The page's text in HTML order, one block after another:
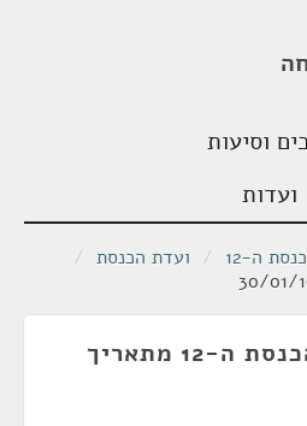
וסיעות
ועדות
ה-12 / ועדת הכנסת /
ישיבת ועדה של הכנסת ה-12 מתאריך